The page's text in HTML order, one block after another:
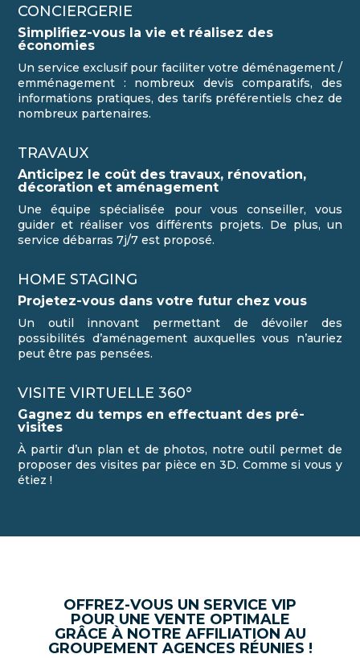
CONCIERGERIE
Simplifiez-vous la vie et réalisez des
économies
Un service exclusif pour faciliter votre déménagement /
emménagement : nombreux devis comparatifs, des
informations pratiques, des tarifs préférentiels chez de
nombreux partenaires.
TRAVAUX
Anticipez le coût des travaux, rénovation,
décoration et aménagement
Une équipe spécialisée pour vous conseiller, vous
guider et réaliser vos différents projets. De plus, un
service débarras 7j/7 est proposé.
HOME STAGING
Projetez-vous dans votre futur chez vous
Un outil innovant permettant de dévoiler des
possibilités d’aménagement auxquelles vous n’auriez
peut être pas pensées.
VISITE VIRTUELLE 360°
Gagnez du temps en effectuant des pré-
visites
À partir d’un plan et de photos, notre outil permet de
proposer des visites par pièce en 3D. Comme si vous y
étiez !
OFFREZ-VOUS UN SERVICE VIP
POUR UNE VENTE OPTIMALE
GRÂCE À NOTRE AFFILIATION AU
GROUPEMENT AGENCES RÉUNIES !